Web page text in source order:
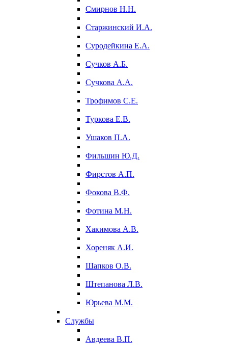
Смирнов Н.Н.
Старжинский И.А.
Суродейкина Е.А.
Сучков А.Б.
Сучкова А.А.
Трофимов С.Е.
Туркова Е.В.
Ушаков П.А.
Фильшин Ю.Д.
Фирстов А.П.
Фокова В.Ф.
Фотина М.Н.
Хакимова А.В.
Хореняк А.И.
Шапков О.В.
Штепанова Л.В.
Юрьева М.М.
Службы
Авдеева В.П.